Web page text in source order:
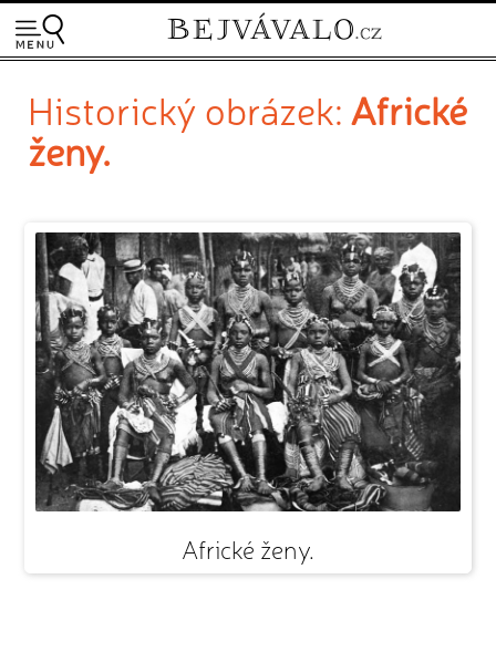
Historický obrázek: Africké
ženy.
Africké ženy.